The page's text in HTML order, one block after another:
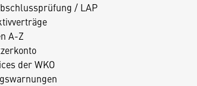
/ LAP
A-Z
der WKO